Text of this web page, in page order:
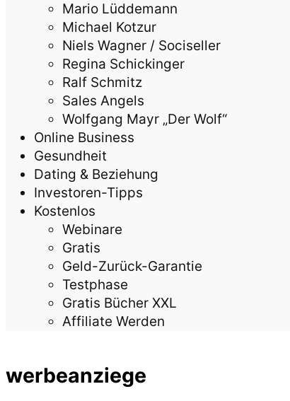
Mario Lüddemann
Michael Kotzur
Niels Wagner / Sociseller
Regina Schickinger
Ralf Schmitz
Sales Angels
Wolfgang Mayr „Der Wolf“
Online Business
Gesundheit
Dating & Beziehung
Investoren-Tipps
Kostenlos
Webinare
Gratis
Geld-Zurück-Garantie
Testphase
Gratis Bücher XXL
Affiliate Werden
werbeanziege